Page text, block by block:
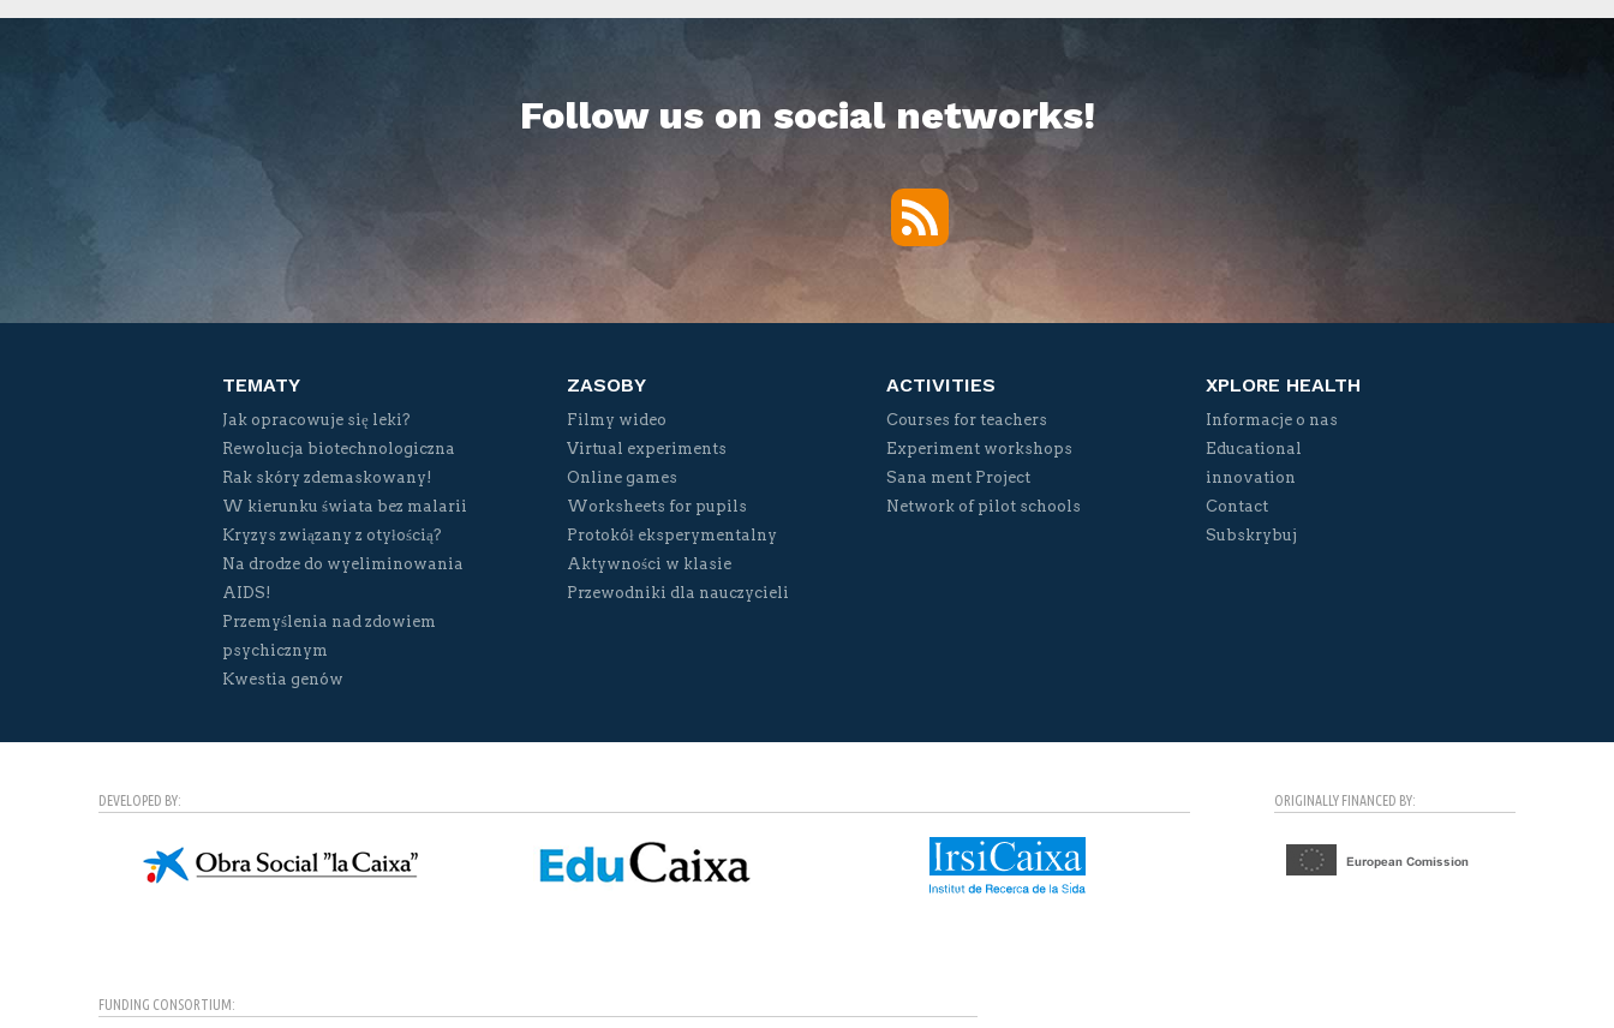
Follow us on social networks!
RSS
TEMATY
Jak opracowuje się leki?
Rewolucja biotechnologiczna
Rak skóry zdemaskowany!
W kierunku świata bez malarii
Kryzys związany z otyłością?
Na drodze do wyeliminowania
AIDS!
Przemyślenia nad zdowiem
psychicznym
Kwestia genów
ZASOBY
Filmy wideo
Virtual experiments
Online games
Worksheets for pupils
Protokół eksperymentalny
Aktywności w klasie
Przewodniki dla nauczycieli
ACTIVITIES
Courses for teachers
Experiment workshops
Sana ment Project
Network of pilot schools
XPLORE HEALTH
Informacje o nas
Educational
innovation
Contact
Subskrybuj
DEVELOPED BY: ORIGINALLY FINANCED BY:
FUNDING CONSORTIUM: